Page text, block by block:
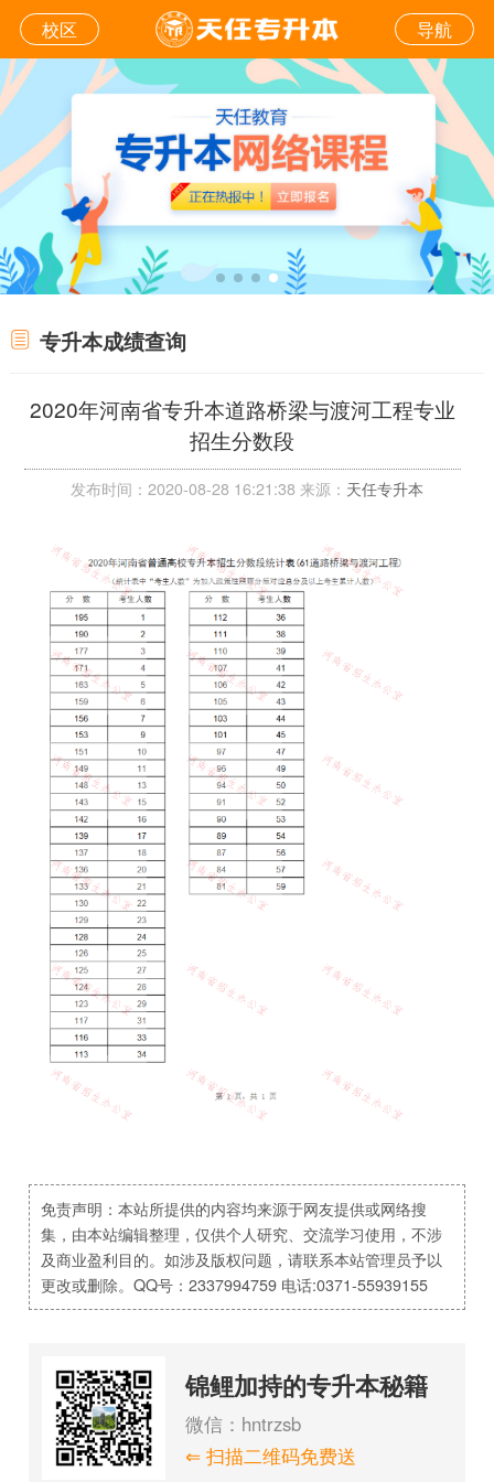
校区 导航
专升本成绩查询
2020年河南省专升本道路桥梁与渡河工程专业
招生分数段
发布时间：2020-08-28 16:21:38 来源： 天任专升本
免责声明：本站所提供的内容均来源于网友提供或网络搜
集，由本站编辑整理，仅供个人研究、交流学习使用，不涉
及商业盈利目的。如涉及版权问题，请联系本站管理员予以
更改或删除。QQ号：2337994759 电话:0371-55939155
锦鲤加持的专升本秘籍
微信：hntrzsb
⇐ 扫描二维码免费送